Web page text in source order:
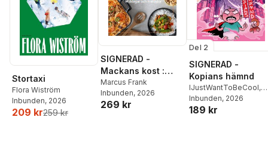
Stortaxi
Flora Wiström
Inbunden, 2026
209 kr259 kr
SIGNERAD -
Mackans kost :
Middagar och
matlådor
Marcus Frank
Inbunden, 2026
269 kr
Del 2
SIGNERAD -
Kopians hämnd
IJustWantToBeCool,
Joel Adolphson
Ejdemo Beer
Inbunden, 2026
189 kr